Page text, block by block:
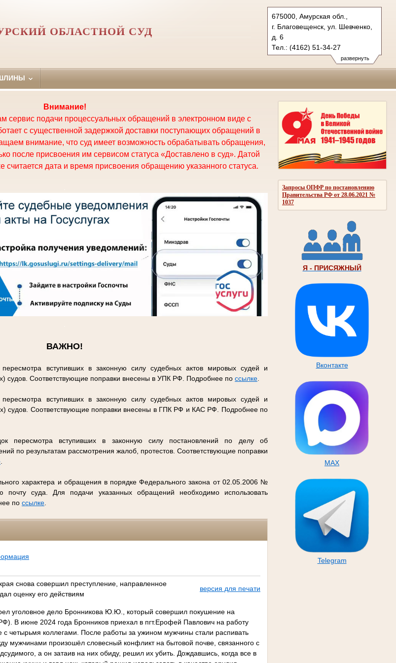
развернуть
675000, Амурская обл.,
г. Благовещенск, ул. Шевченко,
д. 6
Тел.: (4162) 51-34-27
oblsud.amr@sudrf.ru
ОБЛАСТНОЙ СУД
Запросы ОПФР по постановлению
Правительства РФ от 28.06.2021 №
1037
Я - ПРИСЯЖНЫЙ
Вконтакте
MAX
Telegram
Внимание!
сервис подачи процессуальных обращений в электронном виде с
с существенной задержкой доставки поступающих обращений в
внимание, что суд имеет возможность обрабатывать обращения,
после присвоения им сервисом статуса «Доставлено в суд». Датой
считается дата и время присвоения обращению указанного статуса.
ВАЖНО!
вступивших в законную силу судебных актов мировых судей и
судов. Соответствующие поправки внесены в УПК РФ. Подробнее по ссылке.
вступивших в законную силу судебных актов мировых судей и
судов. Соответствующие поправки внесены в ГПК РФ и КАС РФ. Подробнее по
вступивших в законную силу постановлений по делу об
по результатам рассмотрения жалоб, протестов. Соответствующие поправки
.
характера и обращения в порядке Федерального закона от 02.05.2006 №
суда. Для подачи указанных обращений необходимо использовать
по ссылке.
снова совершил преступление, направленное
оценку его действиям
версия для печати
уголовное дело Бронникова Ю.Ю., который совершил покушение на
В июне 2024 года Бронников приехал в пгт.Ерофей Павлович на работу
четырьмя коллегами. После работы за ужином мужчины стали распивать
мужчинами произошёл словесный конфликт на бытовой почве, связанного с
а он затаив на них обиду, решил их убить. Дождавшись, когда все в